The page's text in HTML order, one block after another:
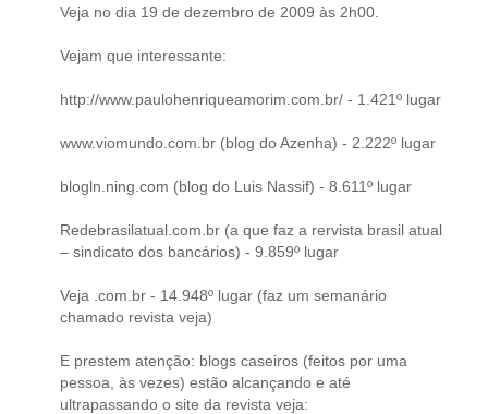
Veja no dia 19 de dezembro de 2009 às 2h00.
Vejam que interessante:
http://www.paulohenriqueamorim.com.br/ - 1.421º lugar
www.viomundo.com.br (blog do Azenha) - 2.222º lugar
blogln.ning.com (blog do Luis Nassif) - 8.611º lugar
Redebrasilatual.com.br (a que faz a rervista brasil atual
– sindicato dos bancários) - 9.859º lugar
Veja .com.br - 14.948º lugar (faz um semanário
chamado revista veja)
E prestem atenção: blogs caseiros (feitos por uma
pessoa, às vezes) estão alcançando e até
ultrapassando o site da revista veja: